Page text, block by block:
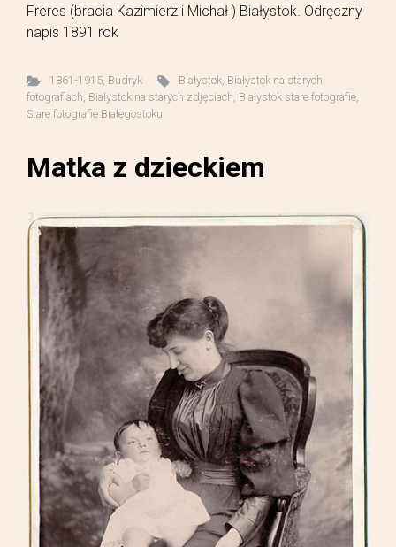
Freres (bracia Kazimierz i Michał ) Białystok. Odręczny
napis 1891 rok
1861-1915, Budryk Białystok, Białystok na starych
fotografiach, Białystok na starych zdjęciach, Białystok stare fotografie,
Stare fotografie Białegostoku
Matka z dzieckiem